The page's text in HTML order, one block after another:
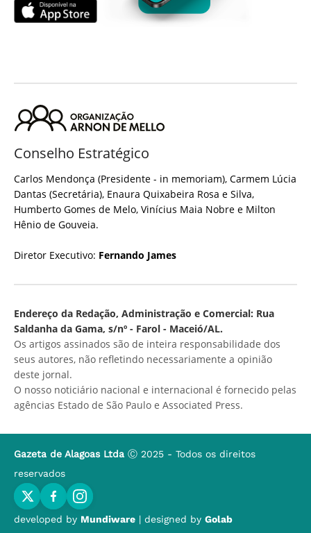
Conselho Estratégico
Carlos Mendonça (Presidente - in memoriam), Carmem Lúcia
Dantas (Secretária), Enaura Quixabeira Rosa e Silva,
Humberto Gomes de Melo, Vinícius Maia Nobre e Milton
Hênio de Gouveia.
Diretor Executivo: Fernando James
Endereço da Redação, Administração e Comercial: Rua
Saldanha da Gama, s/nº - Farol - Maceió/AL.
Os artigos assinados são de inteira responsabilidade dos
seus autores, não refletindo necessariamente a opinião
deste jornal.
O nosso noticiário nacional e internacional é fornecido pelas
agências Estado de São Paulo e Associated Press.
Gazeta de Alagoas Ltda Ⓒ 2025 - Todos os direitos
reservados
developed by Mundiware | designed by Golab